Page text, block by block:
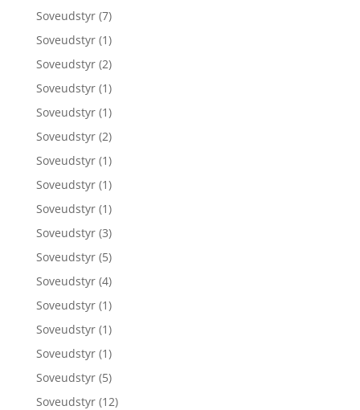
Soveudstyr (7)
Soveudstyr (1)
Soveudstyr (2)
Soveudstyr (1)
Soveudstyr (1)
Soveudstyr (2)
Soveudstyr (1)
Soveudstyr (1)
Soveudstyr (1)
Soveudstyr (3)
Soveudstyr (5)
Soveudstyr (4)
Soveudstyr (1)
Soveudstyr (1)
Soveudstyr (1)
Soveudstyr (5)
Soveudstyr (12)